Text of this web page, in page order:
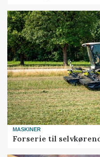
MASKINER
Forserie til